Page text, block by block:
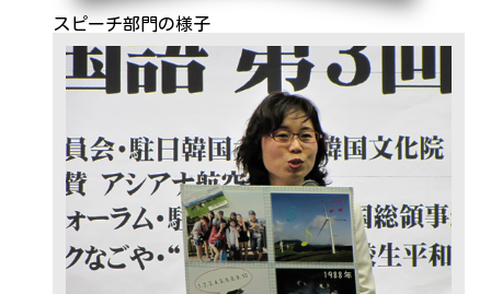
スピーチ部門の様子